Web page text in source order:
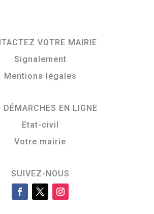
VOTRE MAIRIE
Signalement
Mentions légales
DÉMARCHES EN LIGNE
Etat-civil
Votre mairie
SUIVEZ-NOUS